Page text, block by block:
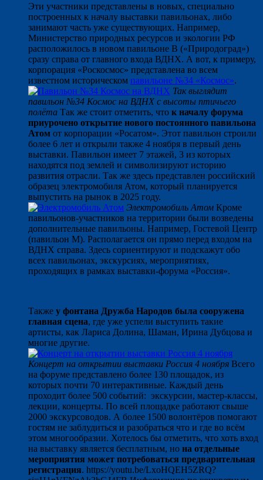
Эти участники представлены в новых, специально
построенных к началу выставки павильонах, либо
занимают часть уже существующих. Например,
Министерство природных ресурсов и экологии РФ
расположилось в новом павильоне В («Природоград»)
сразу справа от главного входа ВДНХ. А вот, к примеру,
корпорация «Роскосмос» представлена во всем
известном историческом павильоне №34 «Космос».
Так выглядит
павильон №34 Космос на ВДНХ с высоты птичьего
полёта Так же стоит отметить, что к началу форума
приурочено открытие нового постоянного павильона
Атом от корпорации «Росатом». Этот павильон строили
более 6 лет и открыли также 4 ноября в первый день
выставки. Павильон имеет 7 этажей, 3 из которых
находятся под землей и символизируют историю
развития отрасли. Так же здесь представлен российский
образец электромобиля Атом, который планируется
выпустить на рынок в 2025 году.
Электромобиль Атом Кроме
павильонов-участников на территории были возведены
дополнительные павильоны. Например, Гостевой Центр
(павильон М). Располагается он прямо перед входом на
ВДНХ справа. Здесь сориентируют и подскажут обо
всех павильонах, экскурсиях, мероприятиях,
проходящих в рамках выставки-форума «Россия».
Также у фонтана Дружба Народов была сооружена
главная сцена, где уже успели выступить такие
артисты, как Лариса Долина, Шаман, Ирина Дубцова и
многие другие.
Концерт на открытии выставки Россия 4 ноября Всего
на форуме представлено более 130 площадок, из
которых почти 70 интерактивные. Каждый день
проходит более 500 событий: экскурсии, мастер-классы,
лекции, концерты. По всей площадке работают свыше
2000 экскурсоводов. А более 1500 волонтёров помогают
гостям не заблудиться и разобраться что и где во всём
этом многообразии. Хотелось бы отметить, что хоть вход
на выставку является бесплатным, но на отдельные
мероприятия может потребоваться предварительная
регистрация. https://youtu.be/LxoHQEH5ZRQ?